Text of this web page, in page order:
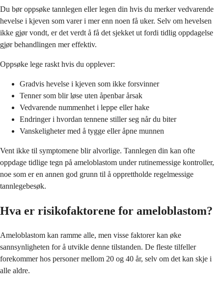
Du bør oppsøke tannlegen eller legen din hvis du merker vedvarende
hevelse i kjeven som varer i mer enn noen få uker. Selv om hevelsen
ikke gjør vondt, er det verdt å få det sjekket ut fordi tidlig oppdagelse
gjør behandlingen mer effektiv.
Oppsøke lege raskt hvis du opplever:
Gradvis hevelse i kjeven som ikke forsvinner
Tenner som blir løse uten åpenbar årsak
Vedvarende nummenhet i leppe eller hake
Endringer i hvordan tennene stiller seg når du biter
Vanskeligheter med å tygge eller åpne munnen
Vent ikke til symptomene blir alvorlige. Tannlegen din kan ofte
oppdage tidlige tegn på ameloblastom under rutinemessige kontroller,
noe som er en annen god grunn til å opprettholde regelmessige
tannlegebesøk.
Hva er risikofaktorene for ameloblastom?
Ameloblastom kan ramme alle, men visse faktorer kan øke
sannsynligheten for å utvikle denne tilstanden. De fleste tilfeller
forekommer hos personer mellom 20 og 40 år, selv om det kan skje i
alle aldre.